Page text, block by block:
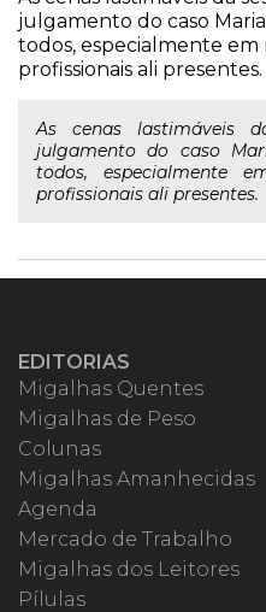
julgamento do caso
todos, especialmente
profissionais ali presentes.
As cenas lastimáveis
julgamento do caso
todos, especialmente
profissionais ali presentes.
EDITORIAS
Migalhas Quentes
Migalhas de Peso
Colunas
Migalhas Amanhecidas
Agenda
Mercado de Trabalho
Migalhas dos Leitores
Pílulas